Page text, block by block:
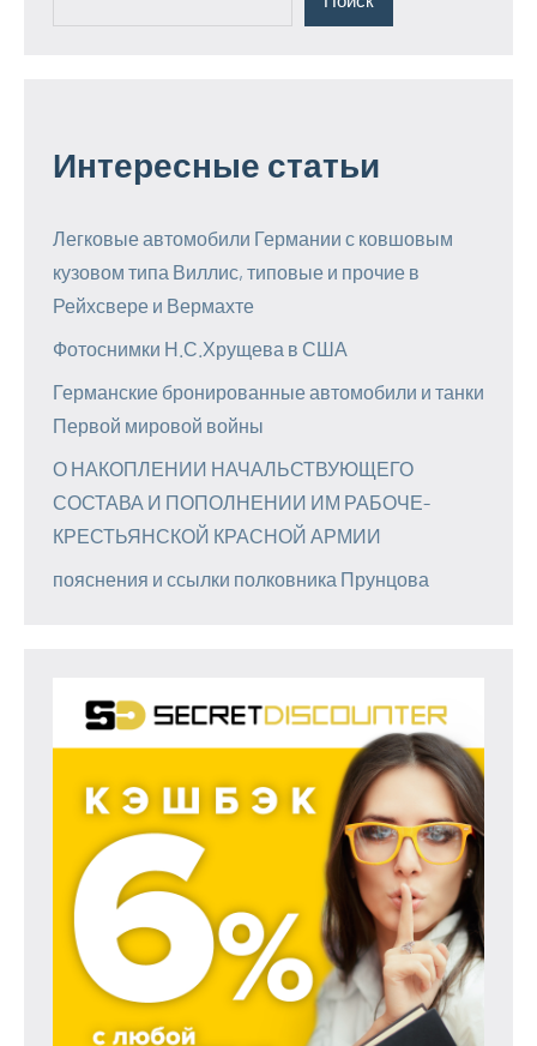
Интересные статьи
Легковые автомобили Германии с ковшовым
кузовом типа Виллис, типовые и прочие в
Рейхсвере и Вермахте
Фотоснимки Н.С.Хрущева в США
Германские бронированные автомобили и танки
Первой мировой войны
О НАКОПЛЕНИИ НАЧАЛЬСТВУЮЩЕГО
СОСТАВА И ПОПОЛНЕНИИ ИМ РАБОЧЕ-
КРЕСТЬЯНСКОЙ КРАСНОЙ АРМИИ
пояснения и ссылки полковника Прунцова